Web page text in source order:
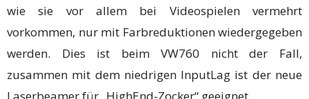
wie sie vor allem bei Videospielen vermehrt
vorkommen, nur mit Farbreduktionen wiedergegeben
werden. Dies ist beim VW760 nicht der Fall,
zusammen mit dem niedrigen InputLag ist der neue